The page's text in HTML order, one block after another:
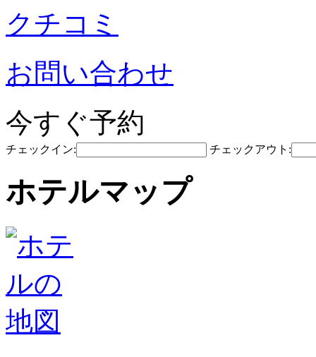
クチコミ
お問い合わせ
今すぐ予約
チェックイン: チェックアウト:
ホテルマップ